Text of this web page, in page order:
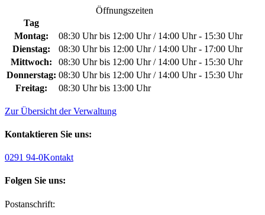
Öffnungszeiten
Tag
Montag:
08:30 Uhr bis 12:00 Uhr / 14:00 Uhr - 15:30 Uhr
Dienstag:
08:30 Uhr bis 12:00 Uhr / 14:00 Uhr - 17:00 Uhr
Mittwoch:
08:30 Uhr bis 12:00 Uhr / 14:00 Uhr - 15:30 Uhr
Donnerstag: 08:30 Uhr bis 12:00 Uhr / 14:00 Uhr - 15:30 Uhr
Freitag:
08:30 Uhr bis 13:00 Uhr
Zur Übersicht der Verwaltung
Kontaktieren Sie uns:
0291 94-0Kontakt
Folgen Sie uns:
Postanschrift: